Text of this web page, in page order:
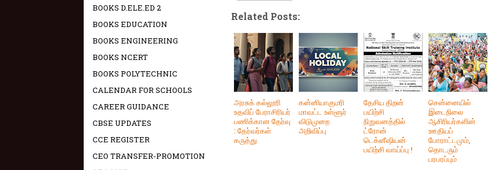
Related Posts:
அரசுக் கல்லூரி
உதவிப் பேராசிரியர்
பணிக்கான தேர்வு
: தேர்வர்கள்
கருத்து
கன்னியாகுமரி
மாவட்ட உள்ளூர்
விடுமுறை
அறிவிப்பு
தேசிய திறன்
பயிற்சி
நிறுவனத்தில்
ட்ரோன்
டெக்னீஷியன்
பயிற்சி வாய்ப்பு !
சென்னையில்
இடைநிலை
ஆசிரியர்களின்
ஊதியப்
போராட்டமும்,
தொடரும்
பரபரப்பும்
BOOKS D.ELE.ED 2
BOOKS EDUCATION
BOOKS ENGINEERING
BOOKS NCERT
BOOKS POLYTECHNIC
CALENDAR FOR SCHOOLS
CAREER GUIDANCE
CBSE UPDATES
CCE REGISTER
CEO TRANSFER-PROMOTION